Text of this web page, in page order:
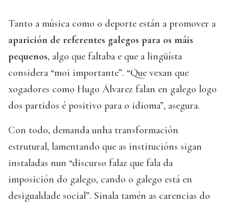
Tanto a música como o deporte están a promover a
aparición de referentes galegos para os máis
pequenos, algo que faltaba e que a lingüísta
considera “moi importante”. “Que vexan que
xogadores como Hugo Álvarez falan en galego logo
dos partidos é positivo para o idioma”, asegura.
Con todo, demanda unha transformación
estrutural, lamentando que as institucións sigan
instaladas nun “discurso falaz que fala da
imposición do galego, cando o galego está en
desigualdade social”. Sinala tamén as carencias do